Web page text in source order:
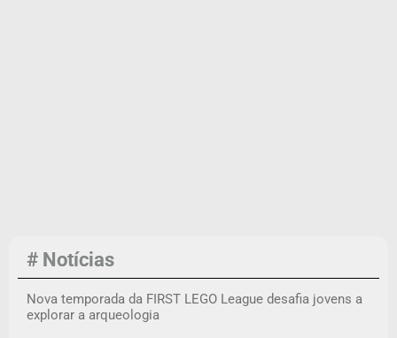
# Notícias
Nova temporada da FIRST LEGO League desafia jovens a
explorar a arqueologia